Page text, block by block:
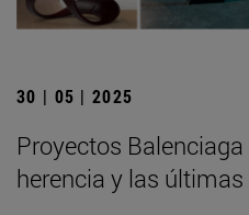
30 | 05 | 2025
Proyectos
herencia y las